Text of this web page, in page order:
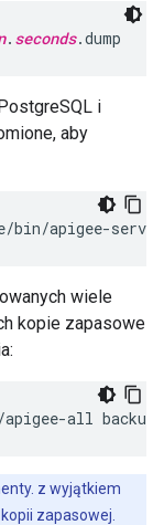
. seconds.dump
i
aby
bin/apigee-
wiele
kopie zapasowe
all backup
z wyjątkiem
zapasowej.